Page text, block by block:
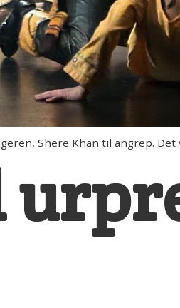
Shere Khan til angrep.